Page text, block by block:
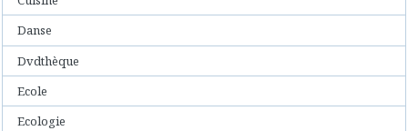
Danse
Dvdthèque
Ecole
Ecologie